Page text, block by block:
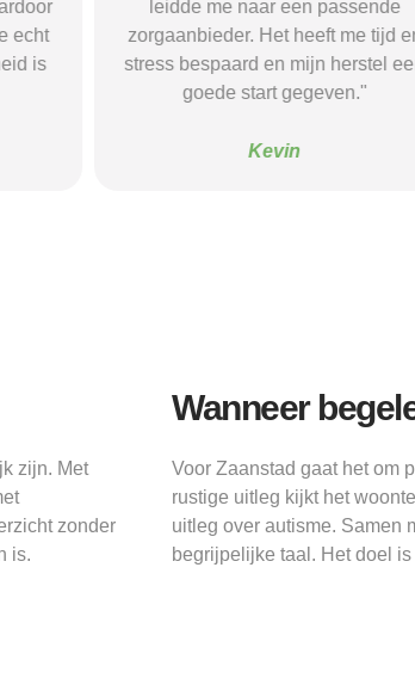
en
een
Dankzij hun site vond ik een plek
waar ik rust en structuur kreeg —
voel me nu veel stabieler."
zijn. Met
zonder
is.
Wanneer
Voor Zaanstad gaat het om
rustige uitleg kijkt het
uitleg over autisme. Samen
begrijpelijke taal. Het doel